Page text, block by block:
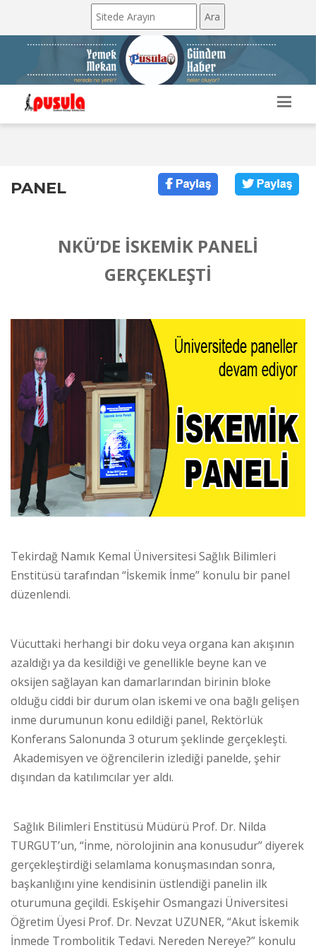
PANEL
NKÜ’DE İSKEMİK PANELİ
GERÇEKLEŞTİ
Tekirdağ Namık Kemal Üniversitesi Sağlık Bilimleri
Enstitüsü tarafından “İskemik İnme” konulu bir panel
düzenlendi.
Vücuttaki herhangi bir doku veya organa kan akışının
azaldığı ya da kesildiği ve genellikle beyne kan ve
oksijen sağlayan kan damarlarından birinin bloke
olduğu ciddi bir durum olan iskemi ve ona bağlı gelişen
inme durumunun konu edildiği panel, Rektörlük
Konferans Salonunda 3 oturum şeklinde gerçekleşti.
Akademisyen ve öğrencilerin izlediği panelde, şehir
dışından da katılımcılar yer aldı.
Sağlık Bilimleri Enstitüsü Müdürü Prof. Dr. Nilda
TURGUT’un, “İnme, nörolojinin ana konusudur” diyerek
gerçekleştirdiği selamlama konuşmasından sonra,
başkanlığını yine kendisinin üstlendiği panelin ilk
oturumuna geçildi. Eskişehir Osmangazi Üniversitesi
Öğretim Üyesi Prof. Dr. Nevzat UZUNER, “Akut İskemik
İnmede Trombolitik Tedavi. Nereden Nereye?” konulu